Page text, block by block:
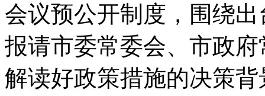
会议预公开制度，围绕
报请市委常委会、市政
解读好政策措施的决策